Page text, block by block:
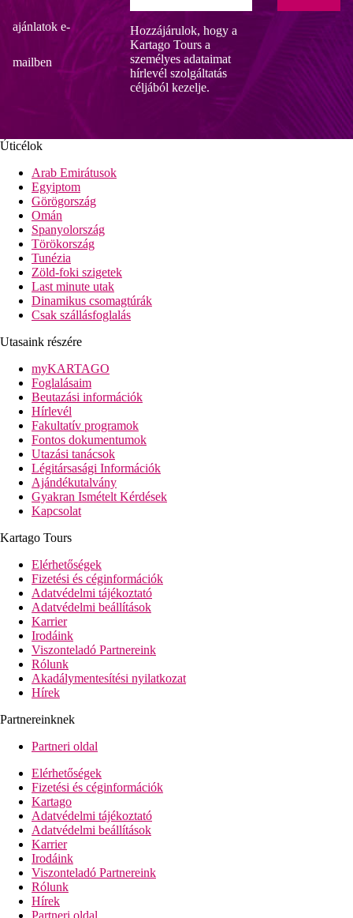
ajánlatok e-
mailben
Hozzájárulok, hogy a
Kartago Tours a
személyes adataimat
hírlevél szolgáltatás
céljából kezelje.
Úticélok
Arab Emirátusok
Egyiptom
Görögország
Omán
Spanyolország
Törökország
Tunézia
Zöld-foki szigetek
Last minute utak
Dinamikus csomagtúrák
Csak szállásfoglalás
Utasaink részére
myKARTAGO
Foglalásaim
Beutazási információk
Hírlevél
Fakultatív programok
Fontos dokumentumok
Utazási tanácsok
Légitársasági Információk
Ajándékutalvány
Gyakran Ismételt Kérdések
Kapcsolat
Kartago Tours
Elérhetőségek
Fizetési és céginformációk
Adatvédelmi tájékoztató
Adatvédelmi beállítások
Karrier
Irodáink
Viszonteladó Partnereink
Rólunk
Akadálymentesítési nyilatkozat
Hírek
Partnereinknek
Partneri oldal
Elérhetőségek
Fizetési és céginformációk
Kartago
Adatvédelmi tájékoztató
Adatvédelmi beállítások
Karrier
Irodáink
Viszonteladó Partnereink
Rólunk
Hírek
Partneri oldal